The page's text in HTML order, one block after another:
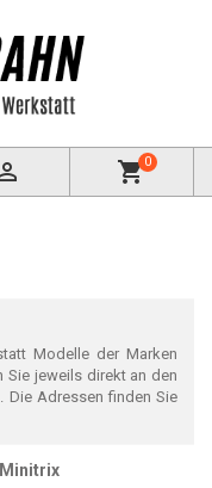
shopping_cart0
Modelle der Marken
Sie jeweils direkt an den
Die Adressen finden Sie